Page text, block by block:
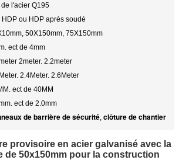
de l'acier Q195
HDP ou HDP après soudé
50X150mm, 75X150mm
ect de 4mm
2meter. 2.2meter
2.4Meter. 2.6Meter
ect de 40MM
ect de 2.0mm
de barrière de sécurité, clôture de chantier
provisoire en acier galvanisé avec la
de 50x150mm pour la construction